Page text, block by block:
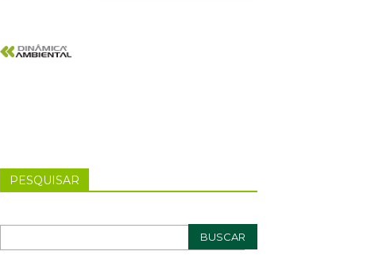
PESQUISAR